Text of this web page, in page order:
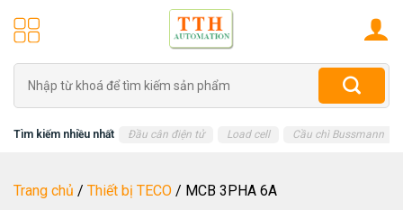
kiếm:
Tìm kiếm nhiều nhất Đầu cân điện tử Load cell Cầu chì Bussmann
Trang chủ / Thiết bị TECO / MCB 3PHA 6A